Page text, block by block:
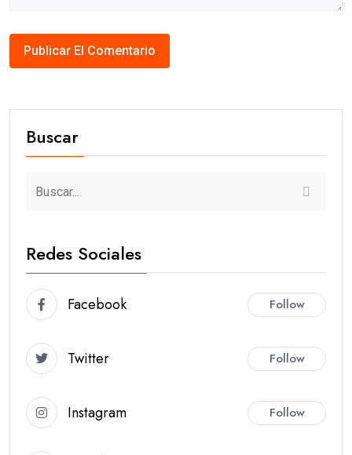
Buscar
Redes Sociales
Facebook Follow
Twitter Follow
Instagram Follow